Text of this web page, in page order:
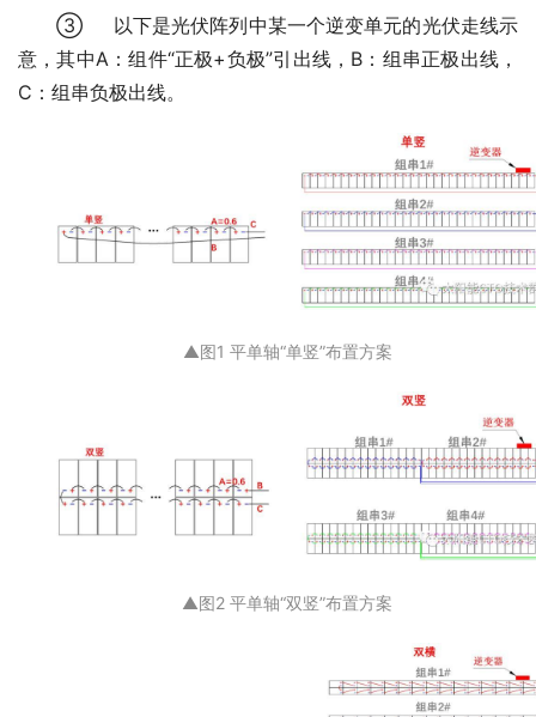
③ 以下是光伏阵列中某一个逆变单元的光伏走线示
意，其中A：组件“正极+负极”引出线，B：组串正极出线，
C：组串负极出线。
▲图1 平单轴“单竖”布置方案
▲图2 平单轴“双竖”布置方案